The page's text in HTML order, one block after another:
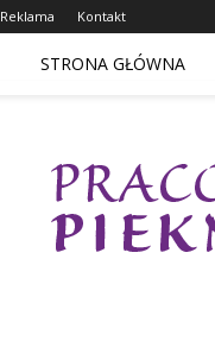
Reklama Kontakt
STRONA GŁÓWNA